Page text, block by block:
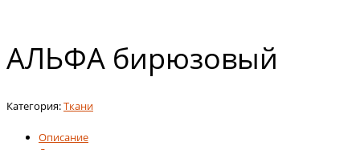
АЛЬФА бирюзовый
Категория:Ткани
Описание